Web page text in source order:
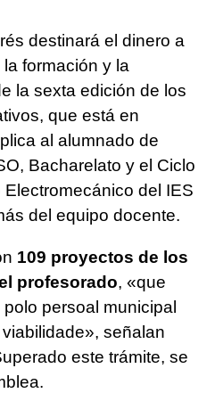
destinará el dinero a
formación y la
la sexta edición de los
que está en
al alumnado de
Bacharelato y el Ciclo
Electromecánico del IES
del equipo docente.
109 proyectos de los
profesorado, «que
persoal municipal
», señalan
este trámite, se